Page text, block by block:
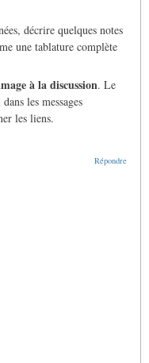
décrire quelques notes
une tablature complète
à la discussion. Le
les messages
les liens.
Répondre